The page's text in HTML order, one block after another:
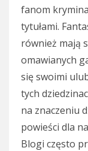
fanom
tytułami.
również mają
omawianych
się swoimi
tych
na znaczeniu
powieści dla
Blogi często